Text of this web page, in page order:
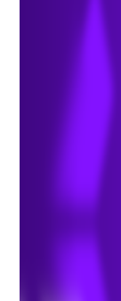
SPFA